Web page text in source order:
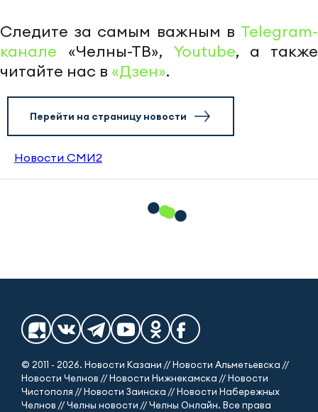
Следите за самым важным в Telegram-
канале «Челны-ТВ», Youtube, а также
читайте нас в «Дзен».
Перейти на страницу новости
Новости СМИ2
© 2011 - 2026. Новости Казани // Новости Альметьевска //
Новости Челнов // Новости Нижнекамска // Новости
Чистополя // Новости Заинска // Новости Набережных
Челнов // Челны новости // Челны Онлайн. Все права